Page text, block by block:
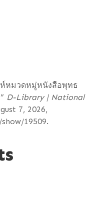
ห์หมวดหมู่หนังสือพุทธ
D-Library | National
7, 2026,
19509.